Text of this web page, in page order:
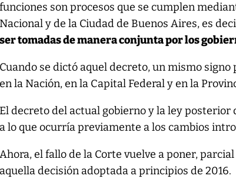
funciones son procesos que se cumplen
Nacional y de la Ciudad de Buenos Aires, es
ser tomadas de manera conjunta por los
Cuando se dictó aquel decreto, un mismo
en la Nación, en la Capital Federal y en la
El decreto del actual gobierno y la ley
a lo que ocurría previamente a los cambios
Ahora, el fallo de la Corte vuelve a poner,
aquella decisión adoptada a principios de 2016.